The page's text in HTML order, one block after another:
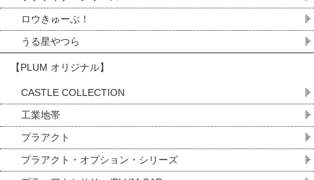
ロウきゅーぶ！
うる星やつら
【PLUM オリジナル】
CASTLE COLLECTION
工業地帯
プラアクト
プラアクト・オプション・シリーズ